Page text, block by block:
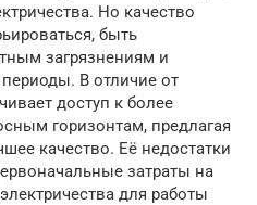
Но качество
быть
загрязнениям и
В отличие от
доступ к более
горизонтам, предлагая
качество. Её недостатки
затраты на
для работы